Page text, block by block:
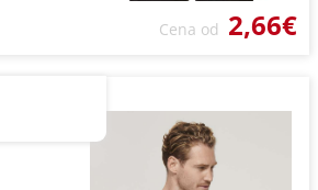
Cena od 2,66€